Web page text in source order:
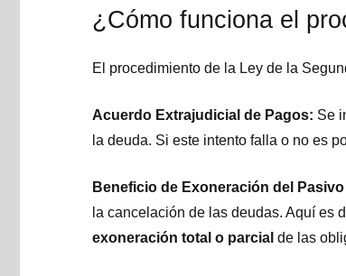
¿Cómo funciona el
El procedimiento de la Ley de la
Acuerdo Extrajudicial de Pagos: Se
la deuda. Si este intento falla o no es
Beneficio de Exoneración del
la cancelación de las deudas. Aquí es
exoneración total o parcial de las